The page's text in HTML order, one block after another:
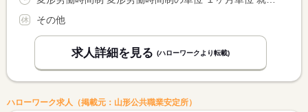
その他
求人詳細を見る (ハローワークより転載)
ハローワーク求人（掲載元：山形公共職業安定所）